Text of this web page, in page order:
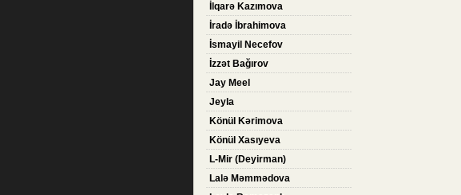
İlqarə Kazımova
İradə İbrahimova
İsmayil Necefov
İzzət Bağırov
Jay Meel
Jeyla
Könül Kərimova
Könül Xasıyeva
L-Mir (Deyirman)
Lalə Məmmədova